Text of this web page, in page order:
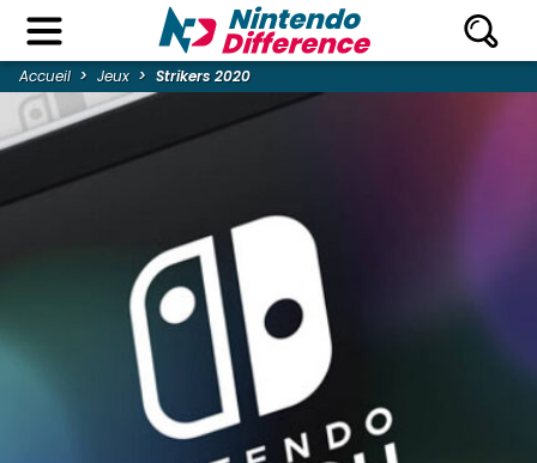
Accueil Jeux Strikers 2020